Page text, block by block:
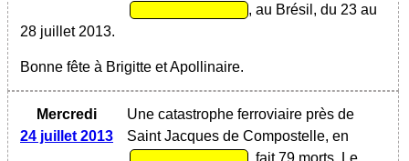
, au Brésil, du 23 au
28 juillet 2013.
Bonne fête à Brigitte et Apollinaire.
Mercredi
24 juillet 2013
Une catastrophe ferroviaire près de
Saint Jacques de Compostelle, en
, fait 79 morts. Le